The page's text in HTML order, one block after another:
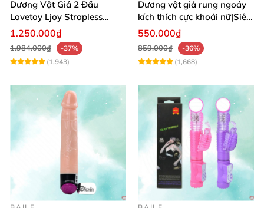
Dương Vật Giả 2 Đầu
Lovetoy Ljoy Strapless
Rung ĐKTX Siêu Mạnh
1.250.000₫
1.984.000₫
-37%
(1,943)
Dương vật giả rung ngoáy
kích thích cực khoái nữ|Siêu
phẩm
550.000₫
859.000₫
-36%
(1,668)